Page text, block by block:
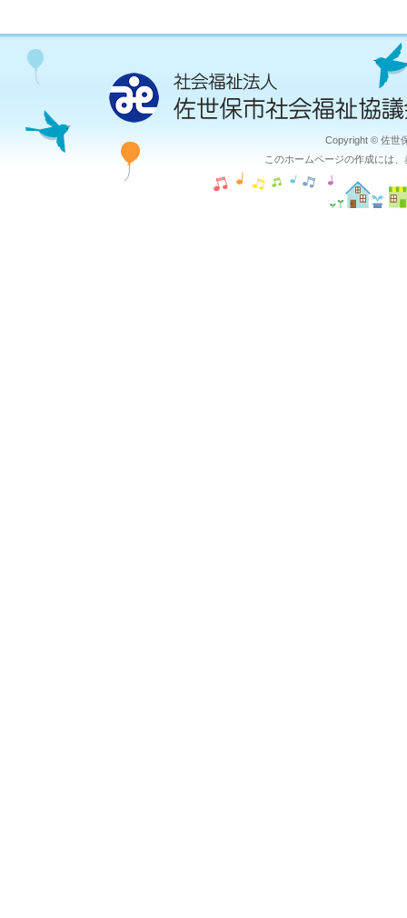
Copyright © 佐世
このホームページの作成には